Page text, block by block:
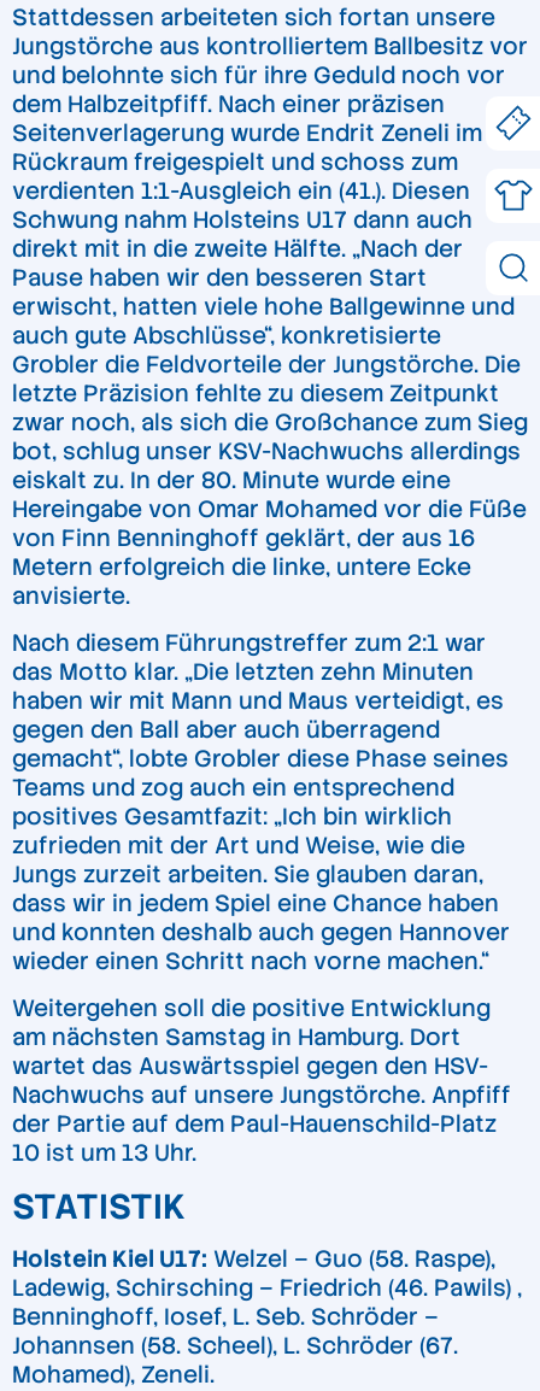
Stattdessen arbeiteten sich fortan unsere
Jungstörche aus kontrolliertem Ballbesitz vor
und belohnte sich für ihre Geduld noch vor
dem Halbzeitpfiff. Nach einer präzisen
Seitenverlagerung wurde Endrit Zeneli im
Rückraum freigespielt und schoss zum
verdienten 1:1-Ausgleich ein (41.). Diesen
Schwung nahm Holsteins U17 dann auch
direkt mit in die zweite Hälfte. „Nach der
Pause haben wir den besseren Start
erwischt, hatten viele hohe Ballgewinne und
auch gute Abschlüsse“, konkretisierte
Grobler die Feldvorteile der Jungstörche. Die
letzte Präzision fehlte zu diesem Zeitpunkt
zwar noch, als sich die Großchance zum Sieg
bot, schlug unser KSV-Nachwuchs allerdings
eiskalt zu. In der 80. Minute wurde eine
Hereingabe von Omar Mohamed vor die Füße
von Finn Benninghoff geklärt, der aus 16
Metern erfolgreich die linke, untere Ecke
anvisierte.
Nach diesem Führungstreffer zum 2:1 war
das Motto klar. „Die letzten zehn Minuten
haben wir mit Mann und Maus verteidigt, es
gegen den Ball aber auch überragend
gemacht“, lobte Grobler diese Phase seines
Teams und zog auch ein entsprechend
positives Gesamtfazit: „Ich bin wirklich
zufrieden mit der Art und Weise, wie die
Jungs zurzeit arbeiten. Sie glauben daran,
dass wir in jedem Spiel eine Chance haben
und konnten deshalb auch gegen Hannover
wieder einen Schritt nach vorne machen.“
Weitergehen soll die positive Entwicklung
am nächsten Samstag in Hamburg. Dort
wartet das Auswärtsspiel gegen den HSV-
Nachwuchs auf unsere Jungstörche. Anpfiff
der Partie auf dem Paul-Hauenschild-Platz
10 ist um 13 Uhr.
STATISTIK
Holstein Kiel U17: Welzel – Guo (58. Raspe),
Ladewig, Schirsching – Friedrich (46. Pawils) ,
Benninghoff, Iosef, L. Seb. Schröder –
Johannsen (58. Scheel), L. Schröder (67.
Mohamed), Zeneli.